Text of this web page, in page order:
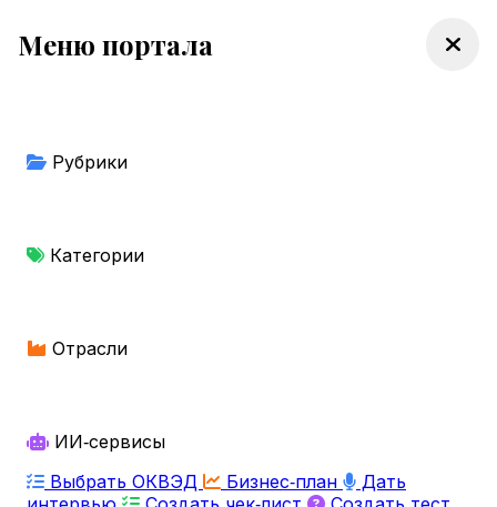
Меню портала
Рубрики
Категории
Отрасли
ИИ‑сервисы
Выбрать ОКВЭД
Бизнес‑план
Дать